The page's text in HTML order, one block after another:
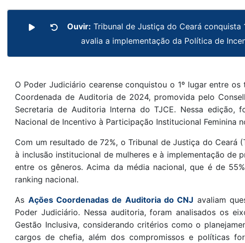
Ouvir: Tribunal de Justiça do Ceará
avalia a implementação da Política de
O Poder Judiciário cearense conquistou o 1º lugar entre
Coordenada de Auditoria de 2024, promovida pelo
Secretaria de Auditoria Interna do TJCE. Nessa
Nacional de Incentivo à Participação Institucional Feminina
Com um resultado de 72%, o Tribunal de Justiça do Ceará
à inclusão institucional de mulheres e à implementação de
entre os gêneros. Acima da média nacional, que é de
ranking nacional.
As Ações Coordenadas de Auditoria do CNJ avaliam
Poder Judiciário. Nessa auditoria, foram analisados os
Gestão Inclusiva, considerando critérios como o
cargos de chefia, além dos compromissos e políticas